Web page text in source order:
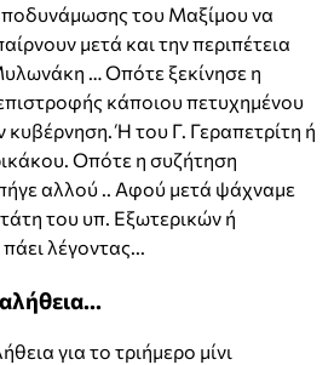
του Μαξίμου να
μετά και την περιπέτεια
… Οπότε ξεκίνησε η
κάποιου πετυχημένου
κυβέρνηση. Ή του Γ. Γεραπετρίτη ή
Οπότε η συζήτηση
αλλού .. Αφού μετά ψάχναμε
του υπ. Εξωτερικών ή
λέγοντας...
για το τριήμερο μίνι